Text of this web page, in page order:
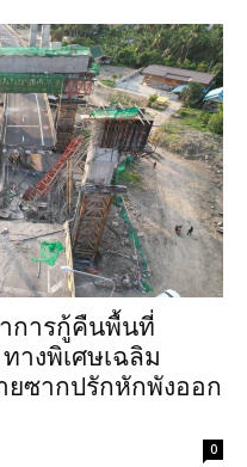
การกู้คืนพื้นที่
างพิเศษเฉลิม
ยซากปรักหักพังออก
0